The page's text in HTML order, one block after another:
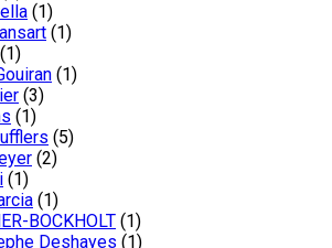
(1)
(1)
(1)
(1)
(3)
(1)
(5)
(2)
(1)
(1)
BOCKHOLT (1)
Deshayes (1)